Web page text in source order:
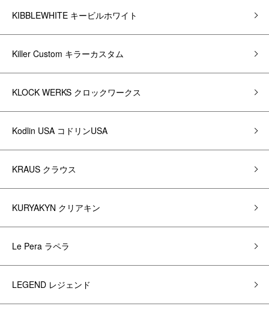
KIBBLEWHITE キービルホワイト
Killer Custom キラーカスタム
KLOCK WERKS クロックワークス
Kodlin USA コドリンUSA
KRAUS クラウス
KURYAKYN クリアキン
Le Pera ラペラ
LEGEND レジェンド